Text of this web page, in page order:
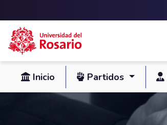
Pasar al contenido principal
Inicio Partidos